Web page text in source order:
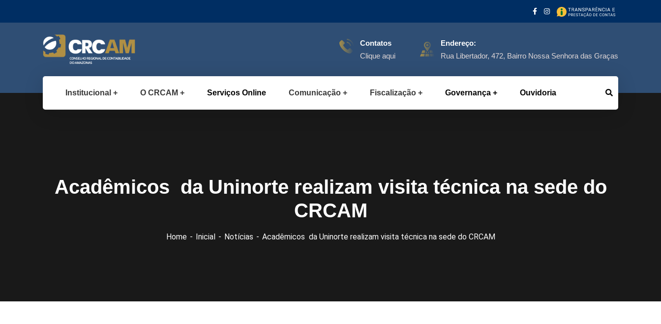
Contatos
Clique aqui
Endereço:
Rua Libertador, 472, Bairro Nossa Senhora das Graças
Institucional O CRCAM Serviços Online Comunicação Fiscalização Governança Ouvidoria
Acadêmicos da Uninorte realizam visita técnica na sede do
CRCAM
Home Inicial Notícias Acadêmicos da Uninorte realizam visita técnica na sede do CRCAM